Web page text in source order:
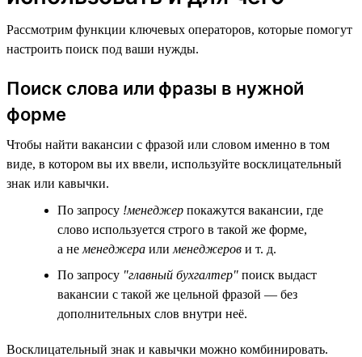
Рассмотрим функции ключевых операторов, которые помогут
настроить поиск под ваши нужды.
Поиск слова или фразы в нужной
форме
Чтобы найти вакансии с фразой или словом именно в том
виде, в котором вы их ввели, используйте восклицательный
знак или кавычки.
По запросу !менеджер покажутся вакансии, где
слово используется строго в такой же форме,
а не менеджера или менеджеров и т. д.
По запросу "главный бухгалтер" поиск выдаст
вакансии с такой же цельной фразой — без
дополнительных слов внутри неё.
Восклицательный знак и кавычки можно комбинировать.